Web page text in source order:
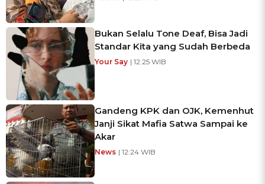
Bukan Selalu Tone Deaf, Bisa Jadi
Standar Kita yang Sudah Berbeda
Your Say | 12:25 WIB
Gandeng KPK dan OJK, Kemenhut
Janji Sikat Mafia Satwa Sampai ke
Akar
News | 12:24 WIB